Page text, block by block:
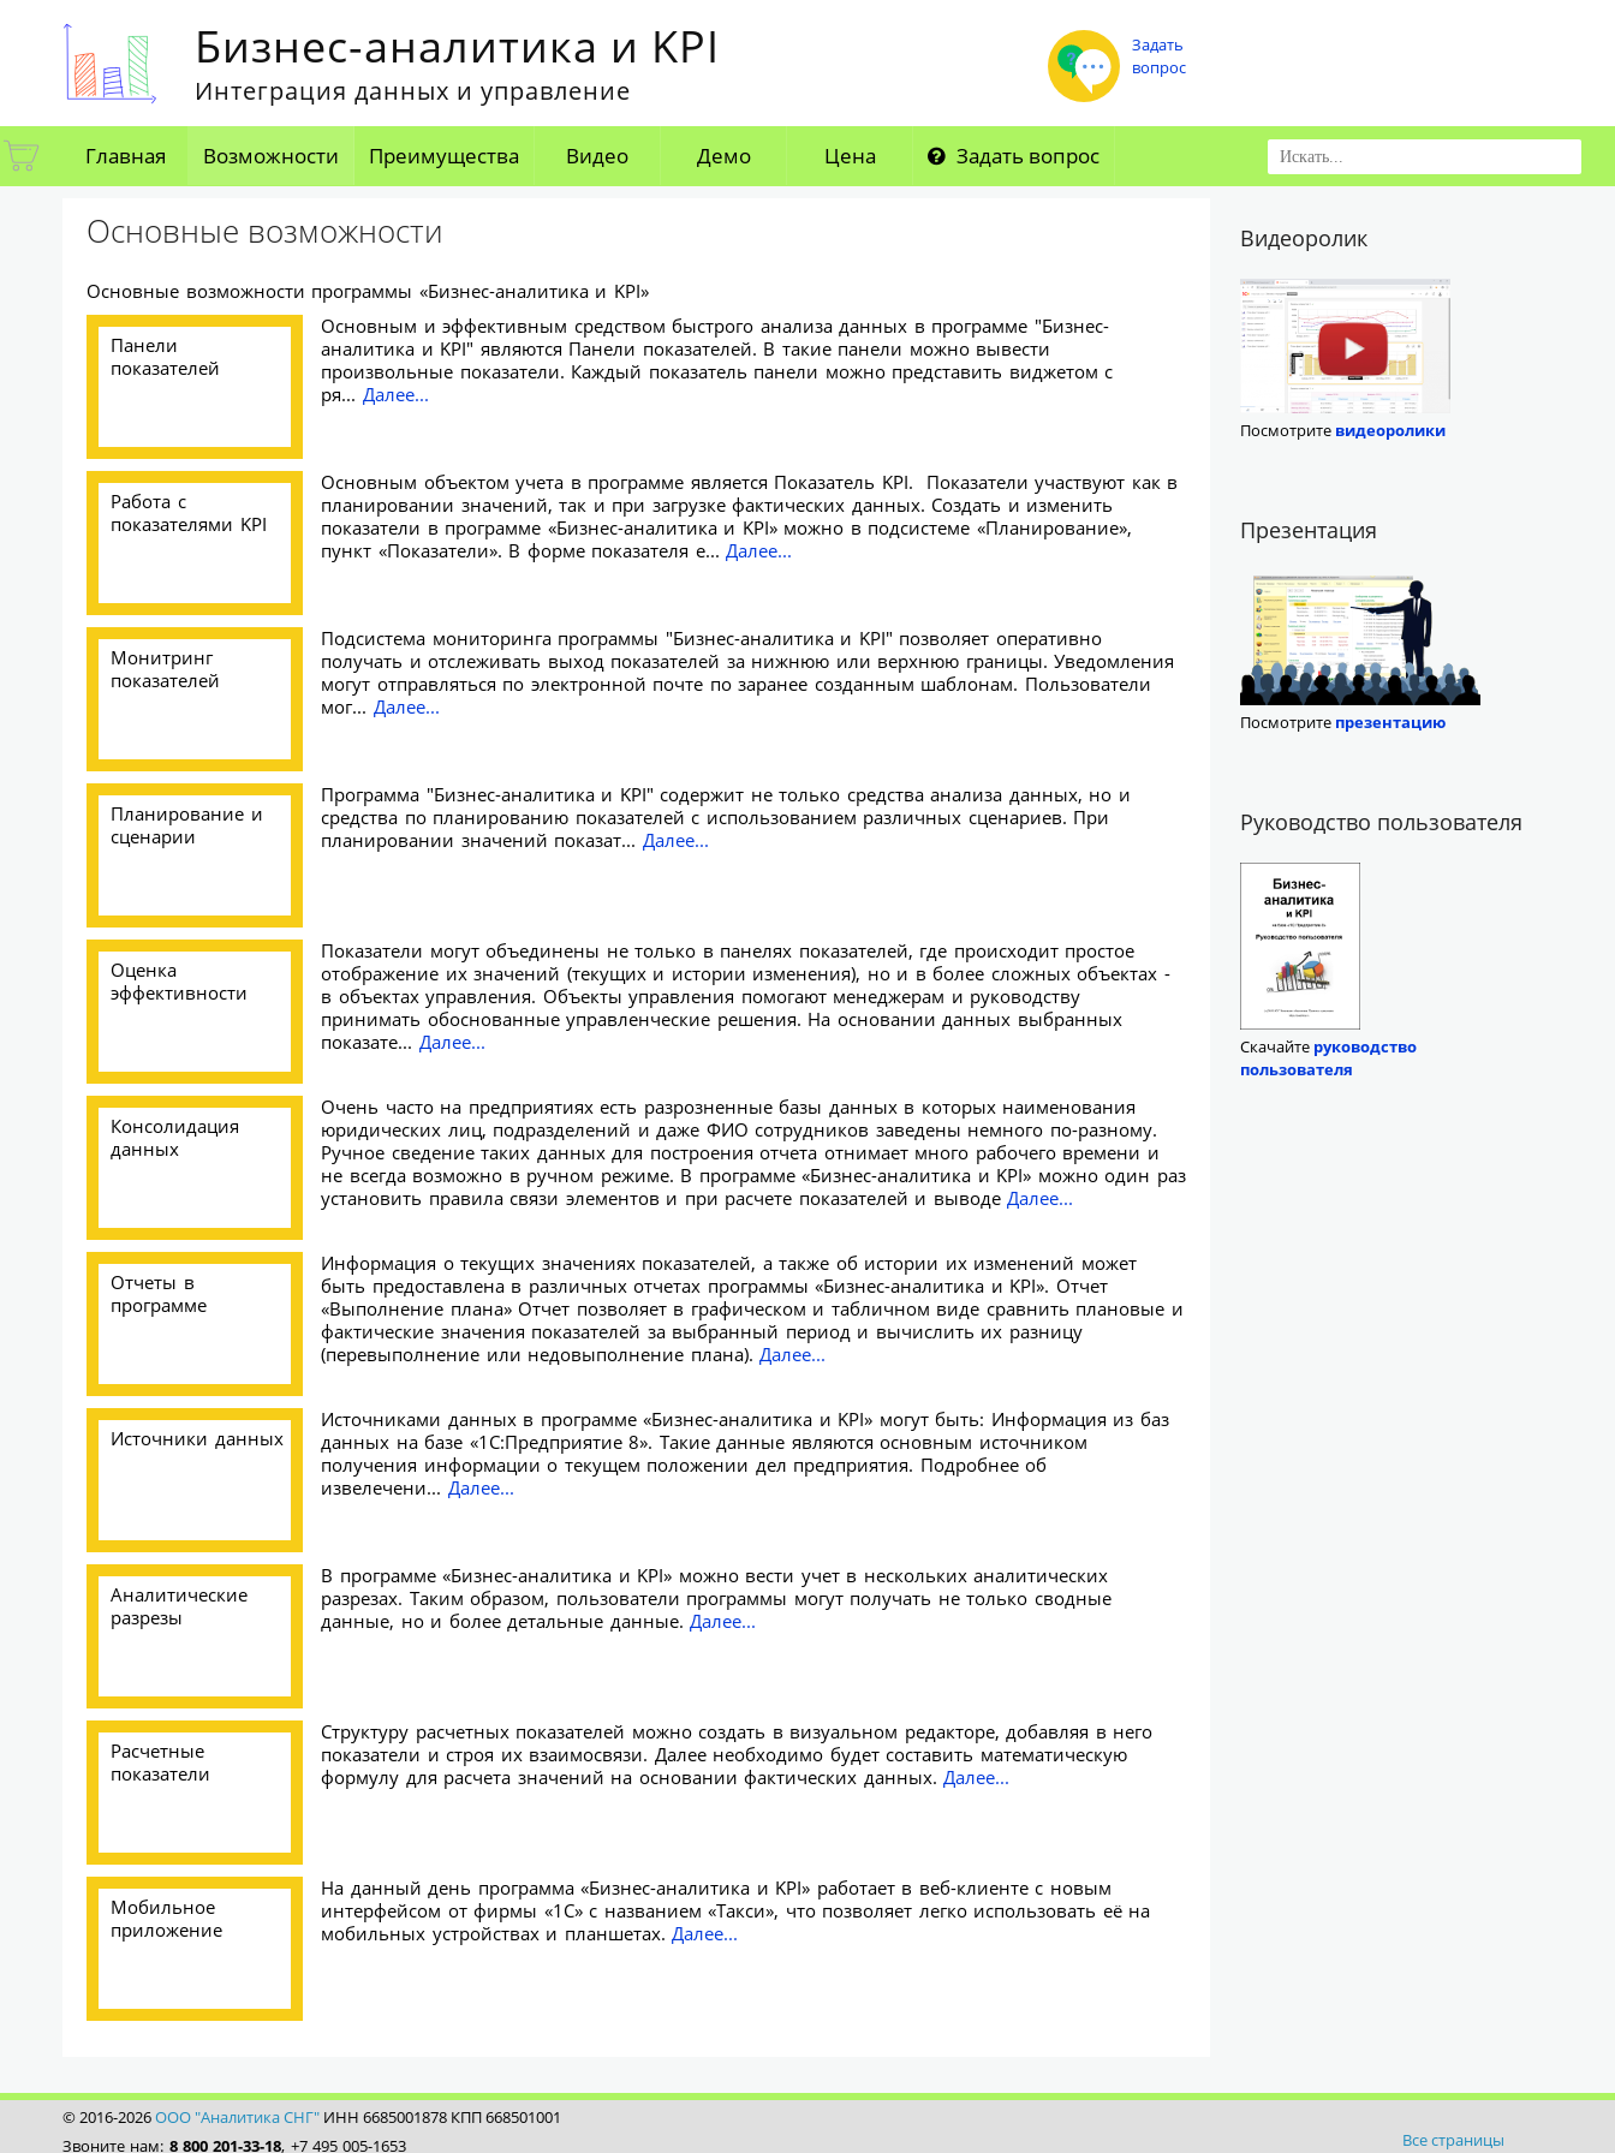
Бизнес-аналитика и KPI
Интеграция данных и управление
Задать
вопрос
Главная Возможности Преимущества Видео Демо Цена Задать вопрос
Основные возможности
Основные возможности программы «Бизнес-аналитика и KPI»
Панели
показателей
Основным и эффективным средством быстрого анализа данных в программе "Бизнес-
аналитика и KPI" являются Панели показателей. В такие панели можно вывести
произвольные показатели. Каждый показатель панели можно представить виджетом с
ря... Далее...
Работа с
показателями KPI
Основным объектом учета в программе является Показатель KPI. Показатели участвуют как в
планировании значений, так и при загрузке фактических данных. Создать и изменить
показатели в программе «Бизнес-аналитика и KPI» можно в подсистеме «Планирование»,
пункт «Показатели». В форме показателя е... Далее...
Монитринг
показателей
Подсистема мониторинга программы "Бизнес-аналитика и KPI" позволяет оперативно
получать и отслеживать выход показателей за нижнюю или верхнюю границы. Уведомления
могут отправляться по электронной почте по заранее созданным шаблонам. Пользователи
мог... Далее...
Планирование и
сценарии
Программа "Бизнес-аналитика и KPI" содержит не только средства анализа данных, но и
средства по планированию показателей с использованием различных сценариев. При
планировании значений показат... Далее...
Оценка
эффективности
Показатели могут объединены не только в панелях показателей, где происходит простое
отображение их значений (текущих и истории изменения), но и в более сложных объектах -
в объектах управления. Объекты управления помогают менеджерам и руководству
принимать обоснованные управленческие решения. На основании данных выбранных
показате... Далее...
Консолидация
данных
Очень часто на предприятиях есть разрозненные базы данных в которых наименования
юридических лиц, подразделений и даже ФИО сотрудников заведены немного по-разному.
Ручное сведение таких данных для построения отчета отнимает много рабочего времени и
не всегда возможно в ручном режиме. В программе «Бизнес-аналитика и KPI» можно один раз
установить правила связи элементов и при расчете показателей и выводе Далее...
Отчеты в
программе
Информация о текущих значениях показателей, а также об истории их изменений может
быть предоставлена в различных отчетах программы «Бизнес-аналитика и KPI». Отчет
«Выполнение плана» Отчет позволяет в графическом и табличном виде сравнить плановые и
фактические значения показателей за выбранный период и вычислить их разницу
(перевыполнение или недовыполнение плана). Далее...
Источники данных
Источниками данных в программе «Бизнес-аналитика и KPI» могут быть: Информация из баз
данных на базе «1С:Предприятие 8». Такие данные являются основным источником
получения информации о текущем положении дел предприятия. Подробнее об
извелечени... Далее...
Аналитические
разрезы
В программе «Бизнес-аналитика и KPI» можно вести учет в нескольких аналитических
разрезах. Таким образом, пользователи программы могут получать не только сводные
данные, но и более детальные данные. Далее...
Расчетные
показатели
Структуру расчетных показателей можно создать в визуальном редакторе, добавляя в него
показатели и строя их взаимосвязи. Далее необходимо будет составить математическую
формулу для расчета значений на основании фактических данных. Далее...
Мобильное
приложение
На данный день программа «Бизнес-аналитика и KPI» работает в веб-клиенте с новым
интерфейсом от фирмы «1С» с названием «Такси», что позволяет легко использовать её на
мобильных устройствах и планшетах. Далее...
Видеоролик
Посмотрите видеоролики
Презентация
Посмотрите презентацию
Руководство пользователя
Скачайте руководство
пользователя
© 2016-2026ООО "Аналитика СНГ" ИНН 6685001878 КПП 668501001
Все страницы
Звоните нам: 8 800 201-33-18, +7 495 005-1653